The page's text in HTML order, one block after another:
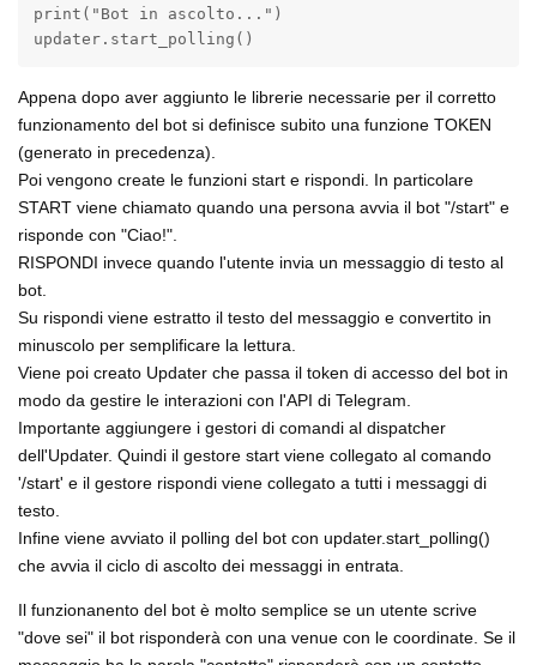
print("Bot in ascolto...")
updater.start_polling()
Appena dopo aver aggiunto le librerie necessarie per il corretto
funzionamento del bot si definisce subito una funzione TOKEN
(generato in precedenza).
Poi vengono create le funzioni start e rispondi. In particolare
START viene chiamato quando una persona avvia il bot "/start" e
risponde con "Ciao!".
RISPONDI invece quando l'utente invia un messaggio di testo al
bot.
Su rispondi viene estratto il testo del messaggio e convertito in
minuscolo per semplificare la lettura.
Viene poi creato Updater che passa il token di accesso del bot in
modo da gestire le interazioni con l'API di Telegram.
Importante aggiungere i gestori di comandi al dispatcher
dell'Updater. Quindi il gestore start viene collegato al comando
'/start' e il gestore rispondi viene collegato a tutti i messaggi di
testo.
Infine viene avviato il polling del bot con updater.start_polling()
che avvia il ciclo di ascolto dei messaggi in entrata.
Il funzionanento del bot è molto semplice se un utente scrive
"dove sei" il bot risponderà con una venue con le coordinate. Se il